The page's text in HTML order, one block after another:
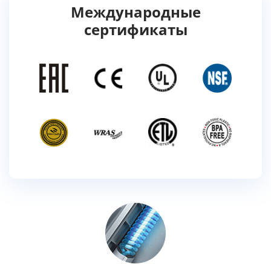
Международные
сертификаты